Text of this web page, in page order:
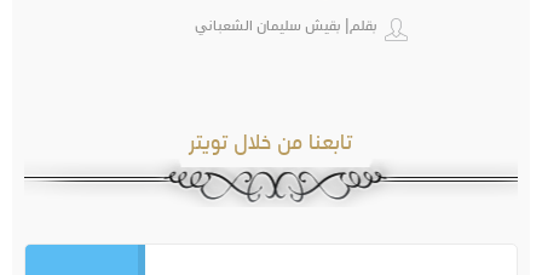
بقلم| بقيش سليمان الشعباني
تابعنا من خلال تويتر